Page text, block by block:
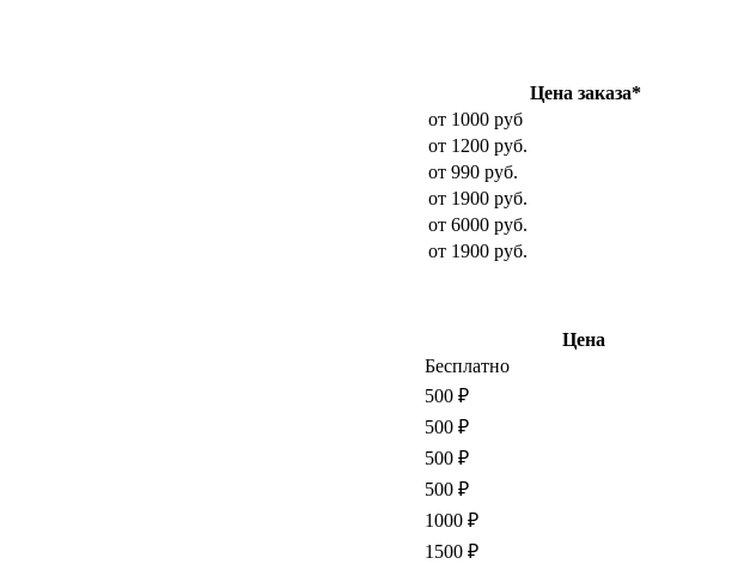
Цена заказа*
от 1000 руб
от 1200 руб.
от 990 руб.
от 1900 руб.
от 6000 руб.
от 1900 руб.
Цена
Бесплатно
500 ₽
500 ₽
500 ₽
500 ₽
1000 ₽
1500 ₽